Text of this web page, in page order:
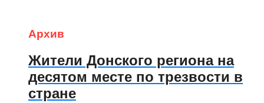
Архив
Жители Донского региона на
десятом месте по трезвости в
стране